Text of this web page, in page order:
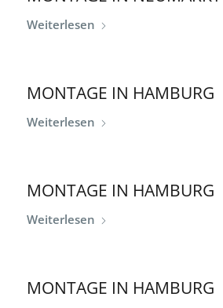
Weiterlesen
MONTAGE IN HAMBURG
Weiterlesen
MONTAGE IN HAMBURG
Weiterlesen
MONTAGE IN HAMBURG